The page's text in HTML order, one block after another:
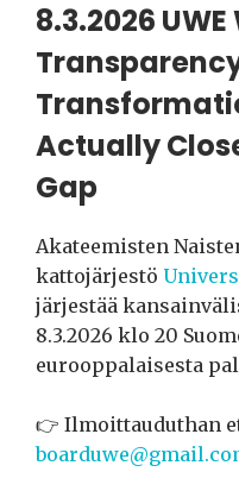
8.3.2026
Actually
Gap
Akateemisten
kattojärjestö
järjestää
8.3.2026 klo 20
eurooppalaisesta
👉 Ilmoittauduthan